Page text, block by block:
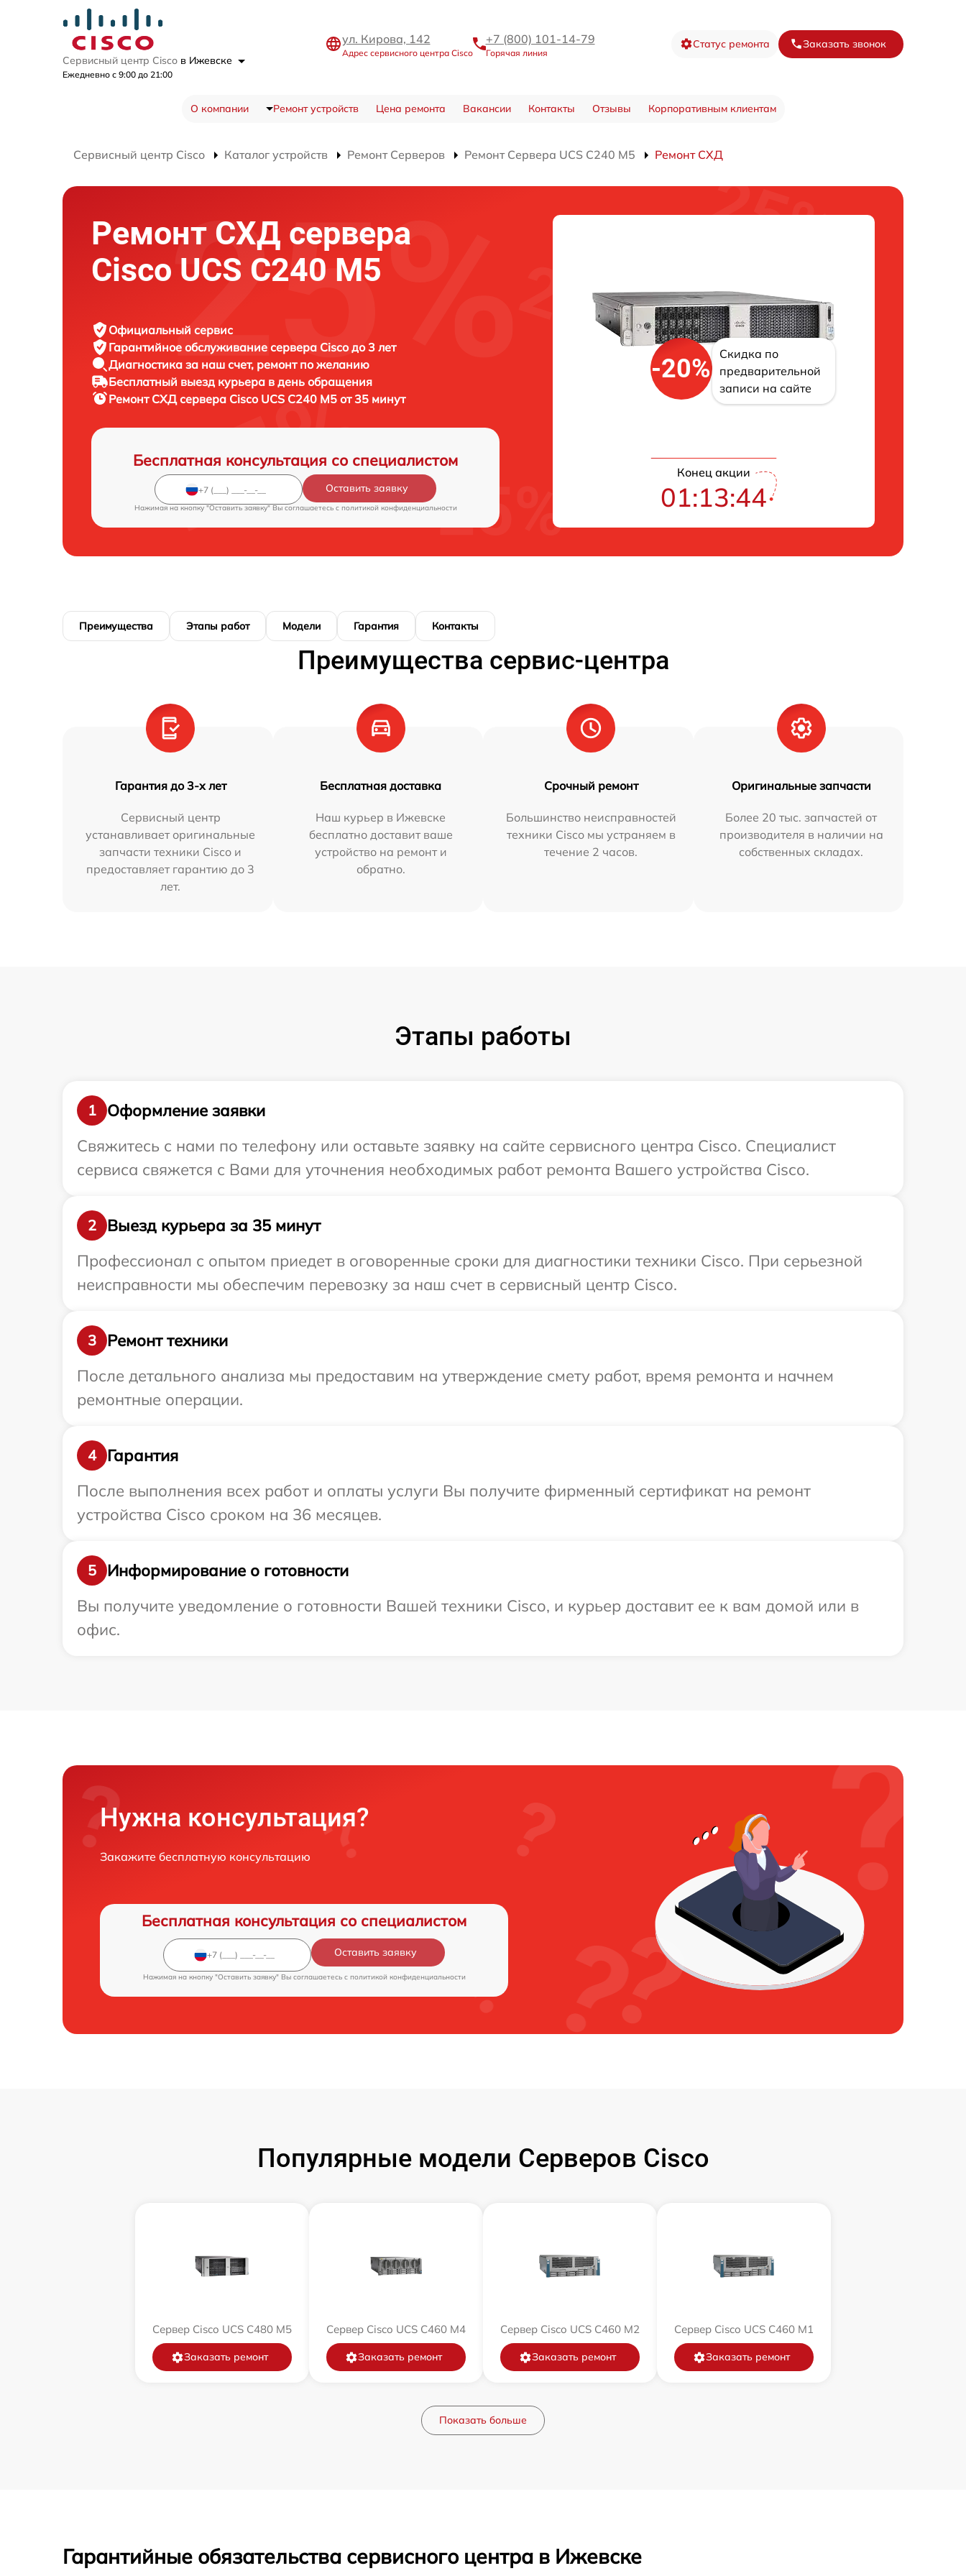
Сервисный центр Cisco в Ижевске
Ежедневно с 9:00 до 21:00
ул. Кирова, 142
Адрес сервисного центра Cisco
+7 (800) 101-14-79
Горячая линия
Статус ремонта Заказать звонок
О компании Ремонт устройств Цена ремонта Вакансии Контакты Отзывы Корпоративным клиентам
Сервисный центр Cisco Каталог устройств Ремонт Серверов Ремонт Сервера UCS C240 M5 Ремонт СХД
Ремонт СХД сервера
Cisco UCS C240 M5
Официальный сервис
Гарантийное обслуживание сервера Cisco до 3 лет
Диагностика за наш счет, ремонт по желанию
Бесплатный выезд курьера в день обращения
Ремонт СХД сервера Cisco UCS C240 M5 от 35 минут
Бесплатная консультация со специалистом
Оставить заявку
Нажимая на кнопку "Оставить заявку" Вы соглашаетесь c политикой конфиденциальности
-20%
Скидка по
предварительной
записи на сайте
Конец акции
01:13:43
Преимущества Этапы работ Модели Гарантия Контакты
Преимущества сервис-центра
Гарантия до 3-х лет
Сервисный центр
устанавливает оригинальные
запчасти техники Cisco и
предоставляет гарантию до 3
лет.
Бесплатная доставка
Наш курьер в Ижевске
бесплатно доставит ваше
устройство на ремонт и
обратно.
Срочный ремонт
Большинство неисправностей
техники Cisco мы устраняем в
течение 2 часов.
Оригинальные запчасти
Более 20 тыс. запчастей от
производителя в наличии на
собственных складах.
Этапы работы
1
Оформление заявки
Свяжитесь с нами по телефону или оставьте заявку на сайте сервисного центра Cisco. Специалист
сервиса свяжется с Вами для уточнения необходимых работ ремонта Вашего устройства Cisco.
2
Выезд курьера за 35 минут
Профессионал с опытом приедет в оговоренные сроки для диагностики техники Cisco. При серьезной
неисправности мы обеспечим перевозку за наш счет в сервисный центр Cisco.
3
Ремонт техники
После детального анализа мы предоставим на утверждение смету работ, время ремонта и начнем
ремонтные операции.
4
Гарантия
После выполнения всех работ и оплаты услуги Вы получите фирменный сертификат на ремонт
устройства Cisco сроком на 36 месяцев.
5
Информирование о готовности
Вы получите уведомление о готовности Вашей техники Cisco, и курьер доставит ее к вам домой или в
офис.
Нужна консультация?
Закажите бесплатную консультацию
Бесплатная консультация со специалистом
Оставить заявку
Нажимая на кнопку "Оставить заявку" Вы соглашаетесь c политикой конфиденциальности
Популярные модели Серверов Cisco
Сервер Cisco UCS C480 M5
Заказать ремонт
Сервер Cisco UCS C460 M4
Заказать ремонт
Сервер Cisco UCS C460 M2
Заказать ремонт
Сервер Cisco UCS C460 M1
Заказать ремонт
Показать больше
Гарантийные обязательства сервисного центра в Ижевске